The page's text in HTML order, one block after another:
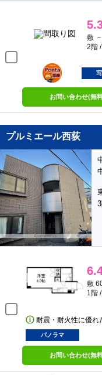
敷
2階
ポンタ
部屋
お問い合わせ(無
プルミエール西荻
敷
1階
耐震・耐火性に優れ
パノラマ
お問い合わせ(無